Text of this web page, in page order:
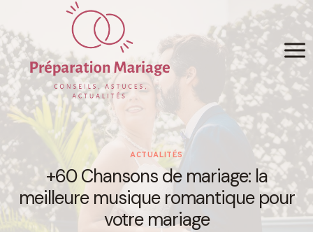
content
ACTUALITÉS
+60 Chansons de mariage: la
meilleure musique romantique pour
votre mariage